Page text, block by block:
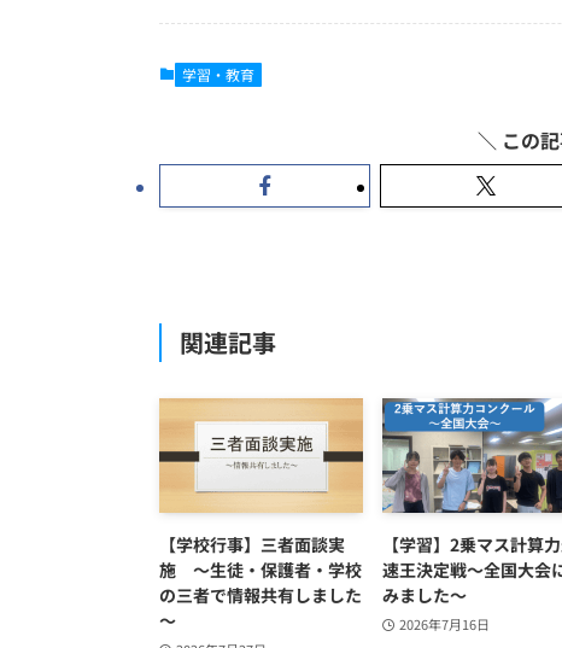
学習・教育
関連記事
【学校行事】三者面談実
施 ～生徒・保護者・学校
の三者で情報共有しました
～
【学習】2乗マス計算
速王決定戦～全国大会
みました～
2026年7月16日